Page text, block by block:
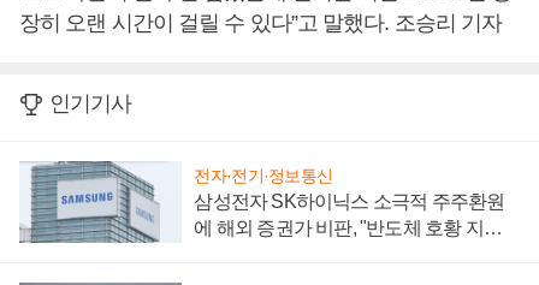
장히 오랜 시간이 걸릴 수 있다”고 말했다. 조승리 기자
인기기사
전자·전기·정보통신
삼성전자 SK하이닉스 소극적 주주환원
에 해외 증권가 비판, "반도체 호황 지속